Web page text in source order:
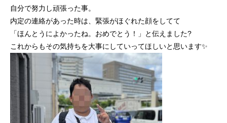
自分で努力し頑張った事。
内定の連絡があった時は、緊張がほぐれた顔をしてて
「ほんとうによかったね。おめでとう！」と伝えました?
これからもその気持ちを大事にしていってほしいと思います✨